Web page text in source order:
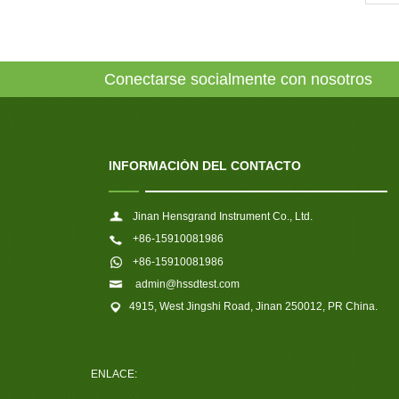
Conectarse socialmente con nosotros
INFORMACIÓN DEL CONTACTO
Jinan Hensgrand Instrument Co., Ltd.
+86-15910081986
+86-15910081986
admin@hssdtest.com
4915, West Jingshi Road, Jinan 250012, PR China.
ENLACE: